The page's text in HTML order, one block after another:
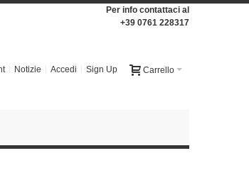
Per info contattaci al
+39 0761 228317
Carrello
Notizie Accedi Sign Up